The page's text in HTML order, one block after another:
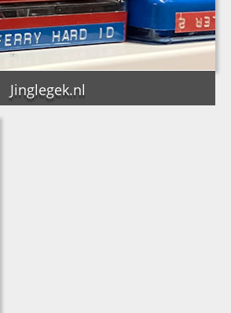
Jinglegek.nl